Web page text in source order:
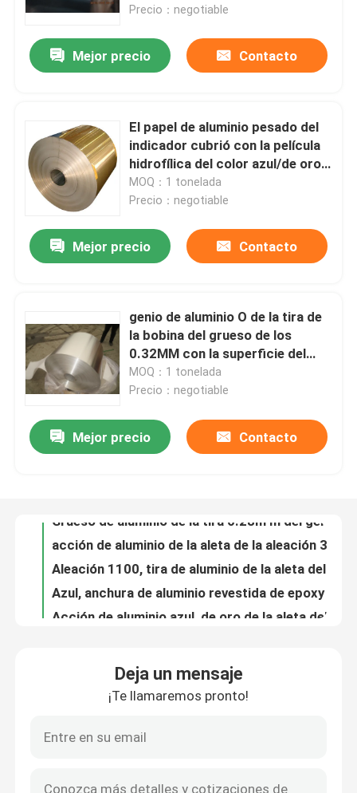
En casa
Productos
Los vídeos
Contacta con nosotros
Noticias
Casos de trabajo
de evaporador
Precio：negotiable
Mejor precio Contacto
El papel de aluminio pesado del
indicador cubrió con la película
hidrofílica del color azul/de oro
para la acción de la aleta en aire
acondicionado
MOQ：1 tonelada
Precio：negotiable
Mejor precio Contacto
genio de aluminio O de la tira de
la bobina del grueso de los
0.32MM con la superficie del
final del molino
MOQ：1 tonelada
Precio：negotiable
Mejor precio Contacto
Deja un mensaje
¡Te llamaremos pronto!